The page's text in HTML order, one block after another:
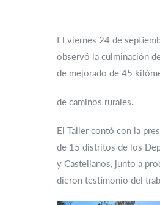
El viernes 24 de
observó la culminación
de mejorado de 45
de caminos rurales.
El Taller contó con la
de 15 distritos de los
y Castellanos, junto a
dieron testimonio del